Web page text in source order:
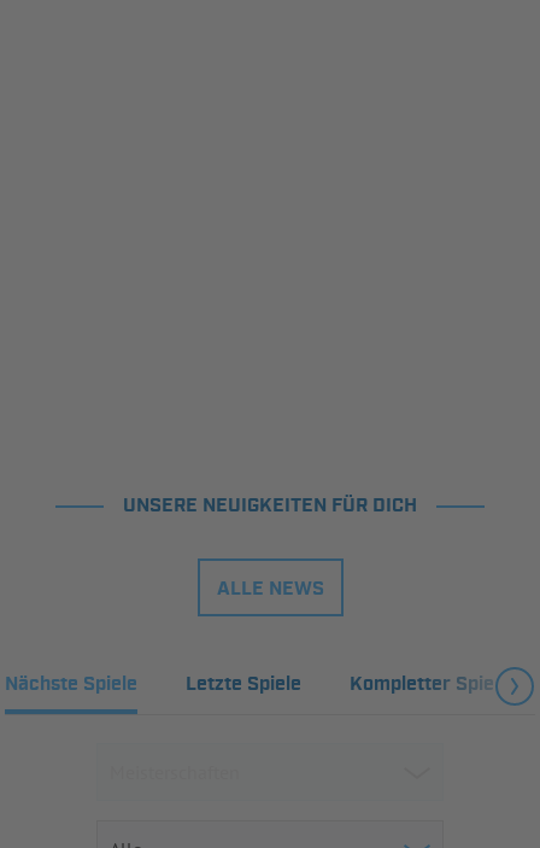
UNSERE NEUIGKEITEN FÜR DICH
ALLE NEWS
Nächste Spiele Letzte Spiele Kompletter Spielplan